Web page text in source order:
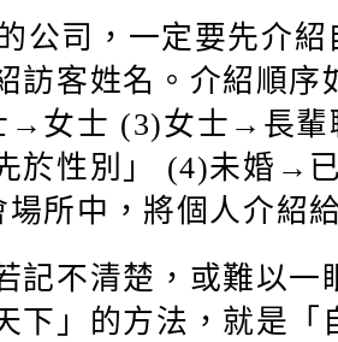
公司，一定要先介
訪客姓名。介紹順
→女士 (3)女士→長輩
於性別」 (4)未婚→
所中，將個人介紹
記不清楚，或難以一
下」的方法，就是